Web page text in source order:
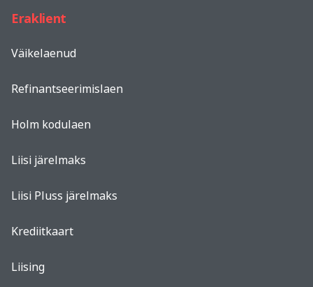
Eraklient
Väikelaenud
Refinantseerimislaen
Holm kodulaen
Liisi järelmaks
Liisi Pluss järelmaks
Krediitkaart
Liising